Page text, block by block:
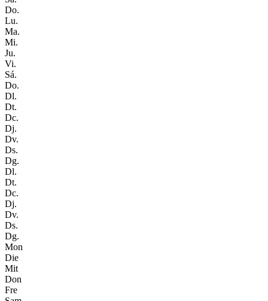
Do.
Lu.
Ma.
Mi.
Ju.
Vi.
Sá.
Do.
Dl.
Dt.
Dc.
Dj.
Dv.
Ds.
Dg.
Dl.
Dt.
Dc.
Dj.
Dv.
Ds.
Dg.
Mon
Die
Mit
Don
Fre